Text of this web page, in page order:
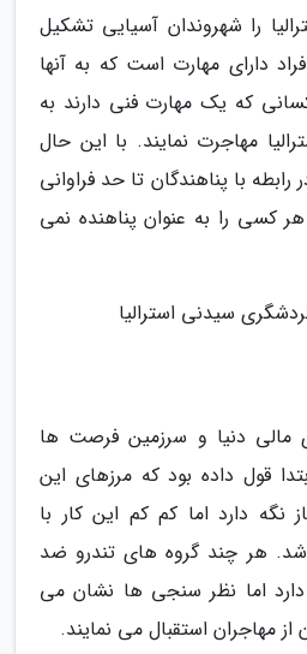
را شهروندان آسیایی تشکیل
دارای مهارت است که به آنها
که یک مهارت فنی دارند به
مهاجرت نمایند. با این حال
با پناهندگان تا حد فراوانی
کسی را به عنوان پناهنده نمی
سیدنی استرالیا
مالی دنیا و سرزمین فرصت ها
قول داده بود که مرزهای این
نگه دارد اما کم کم این کار با
هر چند گروه های تندرو ضد
دارد اما نظر سنجی ها نشان می